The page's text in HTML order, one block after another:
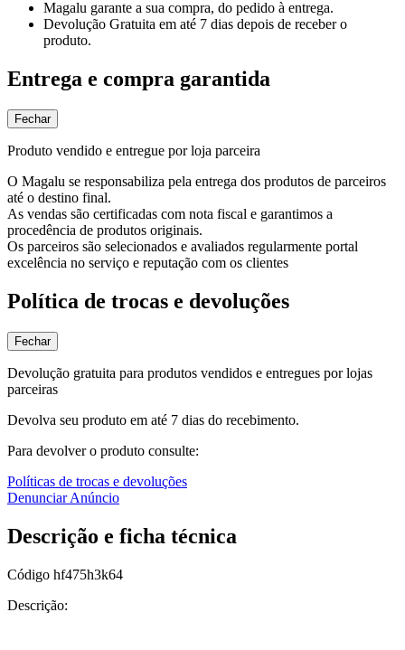
Magalu garante a sua compra, do pedido à entrega.
Devolução Gratuita em até 7 dias depois de receber o
produto.
Entrega e compra garantida
Fechar
Produto vendido e entregue por loja parceira
O Magalu se responsabiliza pela entrega dos produtos de parceiros
até o destino final.
As vendas são certificadas com nota fiscal e garantimos a
procedência de produtos originais.
Os parceiros são selecionados e avaliados regularmente portal
excelência no serviço e reputação com os clientes
Política de trocas e devoluções
Fechar
Devolução gratuita para produtos vendidos e entregues por lojas
parceiras
Devolva seu produto em até 7 dias do recebimento.
Para devolver o produto consulte:
Políticas de trocas e devoluções
Denunciar Anúncio
Descrição e ficha técnica
Código hf475h3k64
Descrição: